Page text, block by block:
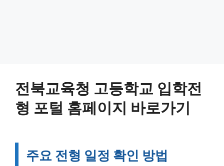
전북교육청 고등학교 입학전
형 포털 홈페이지 바로가기
주요 전형 일정 확인 방법